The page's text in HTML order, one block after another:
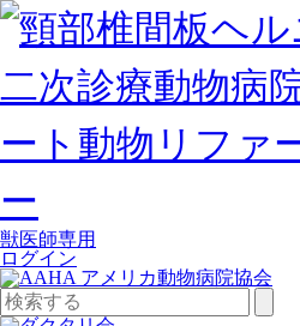
獣医師専用
ログイン
検
索: